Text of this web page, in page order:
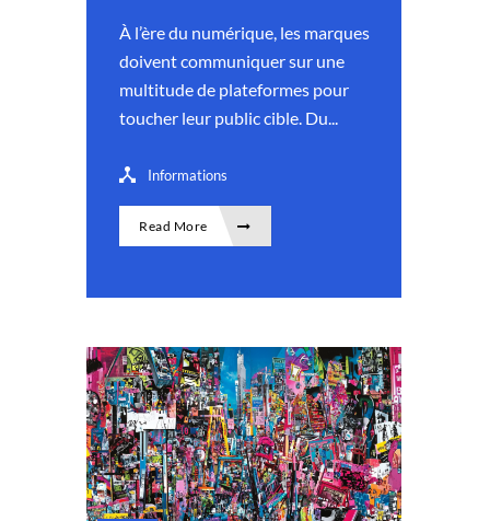
À l’ère du numérique, les marques
doivent communiquer sur une
multitude de plateformes pour
toucher leur public cible. Du...
Informations
Read More